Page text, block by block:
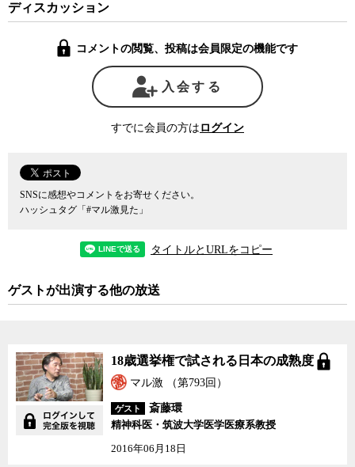
いって自己を正当化し、振るわれる側は「悪いのは自分なのだ」と
する。集団の密室性が暴力を温存して、時には連鎖してしまうとい
斎藤氏はまた、体罰は教育基本法で明確に禁止されているため、
建前上は一切行われていないことになっている点を問題視する。建
前と実態が乖離し実態の把握が困難になると、その影響を予想する
は断ずる。
体罰のどこが問題なのか。体罰と懲罰の境界はどこにあるのか。
真司が議論した。（今週のマル激は神保哲生に代わり哲学者の萱野
稔人氏が進行役を務めました。今週のニュース・コメンタリーはお
ディスカッション
コメントの閲覧、投稿は会員限定の機能です
入会する
すでに会員の方は ログイン
SNSに感想やコメントをお寄せください。
ハッシュタグ「#マル激見た」
タイトルとURLをコピー
ゲストが出演する他の放送
18歳選挙権で試される日本の成熟度
マル激 （第793回）
ゲスト
斎藤環
精神科医・筑波大学医学医療系教授
2016年06月18日